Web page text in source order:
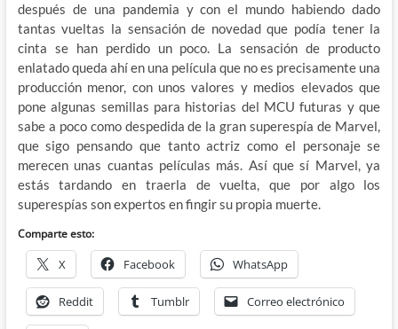
después de una pandemia y con el mundo habiendo dado
tantas vueltas la sensación de novedad que podía tener la
cinta se han perdido un poco. La sensación de producto
enlatado queda ahí en una película que no es precisamente una
producción menor, con unos valores y medios elevados que
pone algunas semillas para historias del MCU futuras y que
sabe a poco como despedida de la gran superespía de Marvel,
que sigo pensando que tanto actriz como el personaje se
merecen unas cuantas películas más. Así que sí Marvel, ya
estás tardando en traerla de vuelta, que por algo los
superespías son expertos en fingir su propia muerte.
Comparte esto:
X Facebook WhatsApp
Reddit Tumblr Correo electrónico